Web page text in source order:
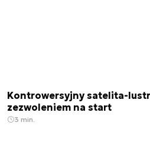
Kontrowersyjny satelita-
zezwoleniem na start
3 min.